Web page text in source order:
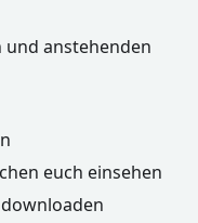
anstehenden
euch einsehen